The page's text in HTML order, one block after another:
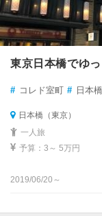
東京日本橋でゆっ
# コレド室町 # 日本橋
日本橋（東京）
一人旅
予算：3～ 5万円
2019/06/20～